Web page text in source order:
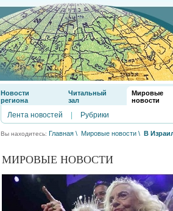
Новости
региона
Читальный
зал
Мировые
новости
Лента новостей Рубрики
Вы находитесь: Главная \ Мировые новости \ В
МИРОВЫЕ НОВОСТИ